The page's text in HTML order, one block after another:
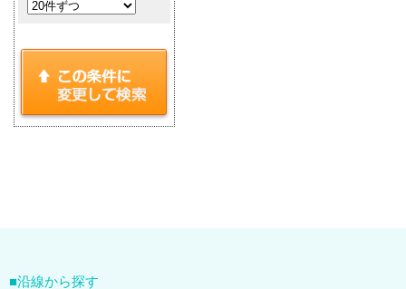
沿線から探す